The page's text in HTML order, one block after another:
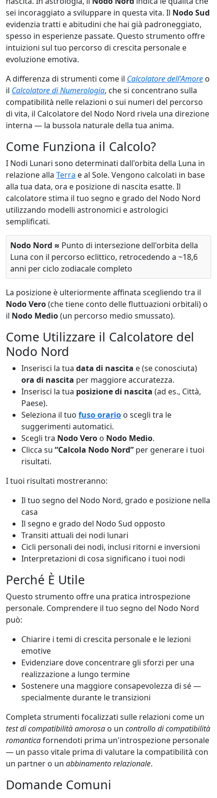
sei incoraggiato a sviluppare in questa vita. Il Nodo Sud
evidenzia tratti e abitudini che hai già padroneggiato,
spesso in esperienze passate. Questo strumento offre
intuizioni sul tuo percorso di crescita personale e
evoluzione emotiva.
A differenza di strumenti come il Calcolatore dell'Amore o
il Calcolatore di Numerologia, che si concentrano sulla
compatibilità nelle relazioni o sui numeri del percorso
di vita, il Calcolatore del Nodo Nord rivela una direzione
interna — la bussola naturale della tua anima.
Come Funziona il Calcolo?
I Nodi Lunari sono determinati dall'orbita della Luna in
relazione alla Terra e al Sole. Vengono calcolati in base
alla tua data, ora e posizione di nascita esatte. Il
calcolatore stima il tuo segno e grado del Nodo Nord
utilizzando modelli astronomici e astrologici
semplificati.
Nodo Nord ≈ Punto di intersezione dell'orbita della
Luna con il percorso eclittico, retrocedendo a ~18,6
anni per ciclo zodiacale completo
La posizione è ulteriormente affinata scegliendo tra il
Nodo Vero(che tiene conto delle fluttuazioni orbitali) o
il Nodo Medio(un percorso medio smussato).
Come Utilizzare il Calcolatore del
Nodo Nord
Inserisci la tua data di nascita e (se conosciuta)
ora di nascita per maggiore accuratezza.
Inserisci la tua posizione di nascita (ad es., Città,
Paese).
Seleziona il tuo fuso orario o scegli tra le
suggerimenti automatici.
Scegli tra Nodo Vero o Nodo Medio.
Clicca su “Calcola Nodo Nord” per generare i tuoi
risultati.
I tuoi risultati mostreranno:
Il tuo segno del Nodo Nord, grado e posizione nella
casa
Il segno e grado del Nodo Sud opposto
Transiti attuali dei nodi lunari
Cicli personali dei nodi, inclusi ritorni e inversioni
Interpretazioni di cosa significano i tuoi nodi
Perché È Utile
Questo strumento offre una pratica introspezione
personale. Comprendere il tuo segno del Nodo Nord
può:
Chiarire i temi di crescita personale e le lezioni
emotive
Evidenziare dove concentrare gli sforzi per una
realizzazione a lungo termine
Sostenere una maggiore consapevolezza di sé —
specialmente durante le transizioni
Completa strumenti focalizzati sulle relazioni come un
test di compatibilità amorosa o un controllo di compatibilità
romanticafornendoti prima un'introspezione personale
— un passo vitale prima di valutare la compatibilità con
un partner o un abbinamento relazionale.
Domande Comuni